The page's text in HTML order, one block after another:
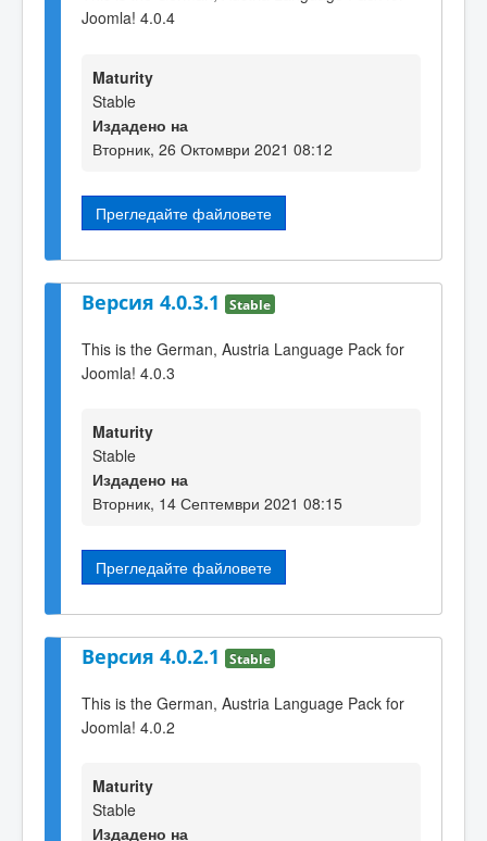
Joomla! 4.0.4
Maturity
Stable
Издадено на
Вторник, 26 Октомври 2021 08:12
Прегледайте файловете
Версия 4.0.3.1 Stable
This is the German, Austria Language Pack for
Joomla! 4.0.3
Maturity
Stable
Издадено на
Вторник, 14 Септември 2021 08:15
Прегледайте файловете
Версия 4.0.2.1 Stable
This is the German, Austria Language Pack for
Joomla! 4.0.2
Maturity
Stable
Издадено на